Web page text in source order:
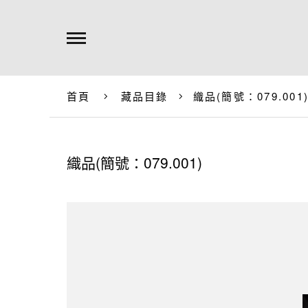
首頁 藏品目錄 織品(簡號：079.001)
織品(簡號：079.001)